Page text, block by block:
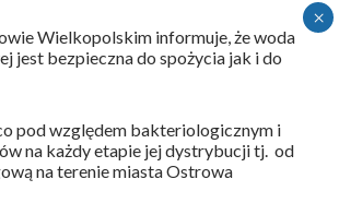
Wielkopolskim informuje, że woda
jest bezpieczna do spożycia jak i do
pod względem bakteriologicznym i
na każdy etapie jej dystrybucji tj. od
na terenie miasta Ostrowa
×